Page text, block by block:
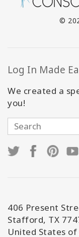
©
Log In Made
We created a
you!
406 Present
Stafford, TX
United States of